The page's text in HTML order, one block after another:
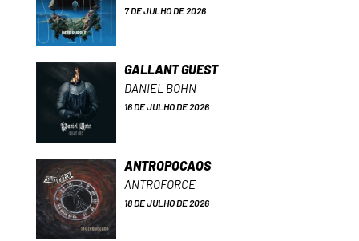
7 DE JULHO DE 2026
GALLANT GUEST
DANIEL BOHN
16 DE JULHO DE 2026
ANTROPOCAOS
ANTROFORCE
18 DE JULHO DE 2026